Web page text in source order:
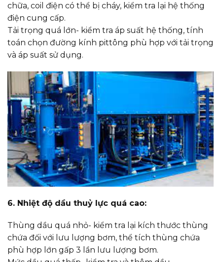
chữa, coil điện có thể bị cháy, kiểm tra lại hệ thống
điện cung cấp.
Tải trọng quá lớn- kiểm tra áp suất hệ thống, tính
toán chọn đường kính pittông phù hợp với tải trọng
và áp suất sử dụng.
6. Nhiệt độ dầu thuỷ lực quá cao:
Thùng dầu quá nhỏ- kiểm tra lại kích thước thùng
chứa đối với lưu lượng bơm, thể tích thùng chứa
phù hợp lớn gấp 3 lần lưu lượng bơm.